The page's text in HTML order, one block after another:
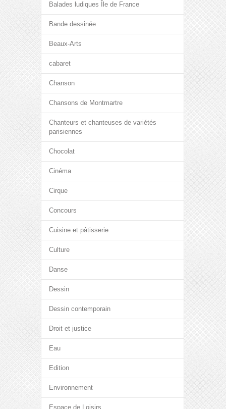
Balades ludiques Île de France
Bande dessinée
Beaux-Arts
cabaret
Chanson
Chansons de Montmartre
Chanteurs et chanteuses de variétés
parisiennes
Chocolat
Cinéma
Cirque
Concours
Cuisine et pâtisserie
Culture
Danse
Dessin
Dessin contemporain
Droit et justice
Eau
Edition
Environnement
Espace de Loisirs